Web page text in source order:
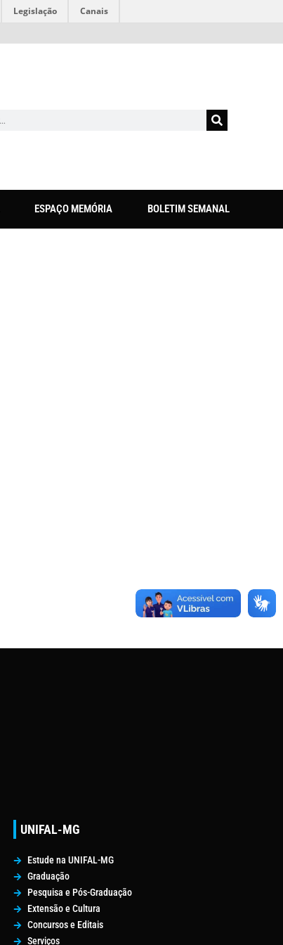
Legislação Canais
ESPAÇO MEMÓRIA BOLETIM SEMANAL
UNIFAL-MG
Estude na UNIFAL-MG
Graduação
Pesquisa e Pós-Graduação
Extensão e Cultura
Concursos e Editais
Serviços